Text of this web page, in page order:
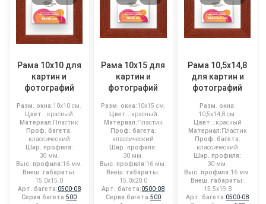
Рама 10x10 для
картин и
фотографий
Разм. окна:10x10 см.
Цвет..:красный
Материал:Пластик
Проф. багета:
классический
Шир. профиля:
30 мм.
Выс. профиля:16 мм.
Внеш. габариты:
15.0x15.0
Арт. багета:0500-08
Серия багета:500
Рама 10x15 для
картин и
фотографий
Разм. окна:10x15 см.
Цвет..:красный
Материал:Пластик
Проф. багета:
классический
Шир. профиля:
30 мм.
Выс. профиля:16 мм.
Внеш. габариты:
15.0x20.0
Арт. багета:0500-08
Серия багета:500
Рама 10,5x14,8
для картин и
фотографий
Разм. окна:
10,5x14,8 см.
Цвет..:красный
Материал:Пластик
Проф. багета:
классический
Шир. профиля:
30 мм.
Выс. профиля:16 мм.
Внеш. габариты:
15.5x19.8
Арт. багета:0500-08